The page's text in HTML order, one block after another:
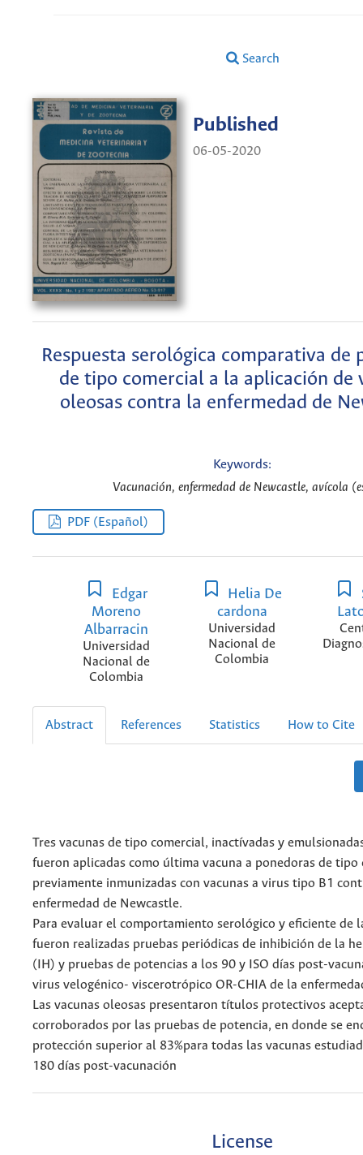
Search
Published
06-05-2020
Respuesta serológica comparativa de
de tipo comercial a la aplicación de
oleosas contra la enfermedad de
Keywords:
Vacunación, enfermedad de Newcastle, avícola
PDF (Español)
Edgar
Moreno
Albarracin
Universidad
Nacional de
Colombia
Helia De
cardona
Universidad
Nacional de
Colombia
Abstract References Statistics How to Cite
Tres vacunas de tipo comercial, inactívadas y
fueron aplicadas como última vacuna a ponedoras de tipo
previamente inmunizadas con vacunas a virus tipo B1
enfermedad de Newcastle.
Para evaluar el comportamiento serológico y eficiente de
fueron realizadas pruebas periódicas de inhibición de la
(IH) y pruebas de potencias a los 90 y ISO días post-
virus velogénico- viscerotrópico OR-CHIA de la
Las vacunas oleosas presentaron títulos protectivos
corroborados por las pruebas de potencia, en donde se
protección superior al 83%para todas las vacunas
180 días post-vacunación
License